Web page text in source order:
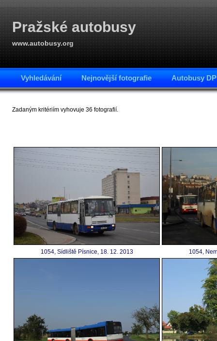
Pražské autobusy
www.autobusy.org
Vyhledávání Nejnovější fotografie Autobusy
Zadaným kritériím vyhovuje 36 fotografií.
1054, Sídliště Písnice, 18. 12. 2013 1054,